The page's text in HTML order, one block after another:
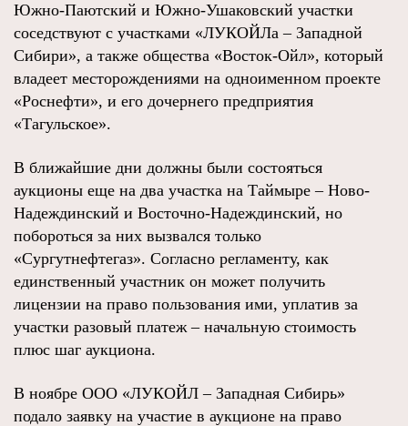
Южно-Паютский и Южно-Ушаковский участки
соседствуют с участками «ЛУКОЙЛа – Западной
Сибири», а также общества «Восток-Ойл», который
владеет месторождениями на одноименном проекте
«Роснефти», и его дочернего предприятия
«Тагульское».
В ближайшие дни должны были состояться
аукционы еще на два участка на Таймыре – Ново-
Надеждинский и Восточно-Надеждинский, но
побороться за них вызвался только
«Сургутнефтегаз». Согласно регламенту, как
единственный участник он может получить
лицензии на право пользования ими, уплатив за
участки разовый платеж – начальную стоимость
плюс шаг аукциона.
В ноябре ООО «ЛУКОЙЛ – Западная Сибирь»
подало заявку на участие в аукционе на право